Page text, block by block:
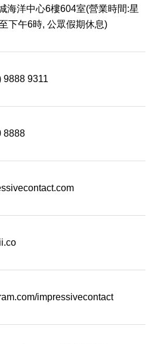
海洋中心6樓604室(營業時間:星
下午6時, 公眾假期休息)
9888 9311
8888
impressivecontact